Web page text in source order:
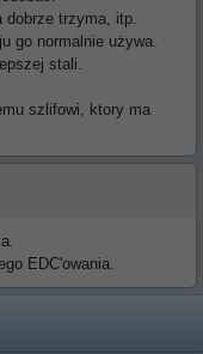
dobrze trzyma, itp.
go normalnie używa.
stali.
szlifowi, ktory ma
EDC'owania.